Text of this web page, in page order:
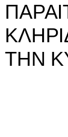
ΠΑΡΑI
ΚΛΗΡI
ΤΗΝ